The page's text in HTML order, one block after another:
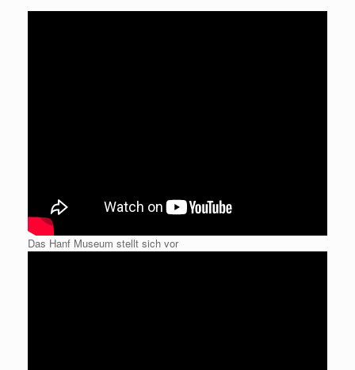
Das Hanf Museum stellt sich vor